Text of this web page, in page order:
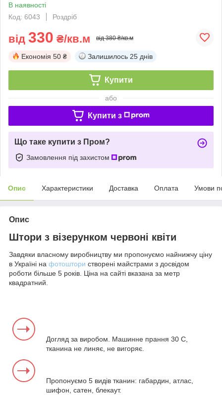
В наявності
Код: 6043
Роздріб
від 330 ₴/кв.м від 380 ₴/кв.м
Економія 50 ₴ Залишилось 25 днів
Купити
або
Купити з
Що таке купити з Пром?
Замовлення під захистом
Опис Характеристики Доставка Оплата Умови
Опис
Штори з візерунком червоні квіти
Завдяки власному виробництву ми пропонуємо найнижчу ціну
в Україні на фотоштори створені майстрами з досвідом
роботи більше 5 років. Ціна на сайті вказана за метр
квадратний.
Догляд за виробом. Машинне прання 30 С,
тканина не линяє, не вигоряє.
Пропонуємо 5 видів тканин: габардин, атлас,
шифон, сатен, блекаут.